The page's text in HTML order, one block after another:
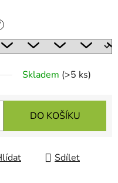
Skladem (>5 ks)
DO KOŠÍKU
Sdílet